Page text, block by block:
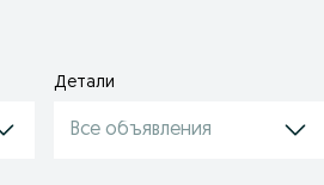
Детали
Все объявления